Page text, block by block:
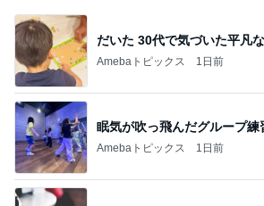
だいた 30代で気づいた平凡
Amebaトピックス 1日前
眠気が吹っ飛んだグループ練
Amebaトピックス 1日前